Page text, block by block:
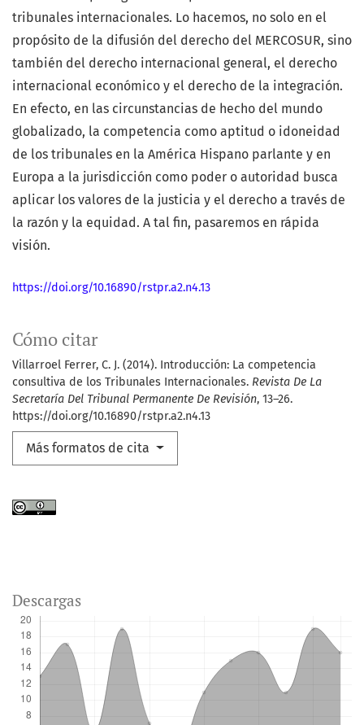
Cómo citar
Villarroel Ferrer, C. J. (2014). Introducción: La competencia
consultiva de los Tribunales Internacionales. Revista De La
Secretaría Del Tribunal Permanente De Revisión, 13–26.
https://doi.org/10.16890/rstpr.a2.n4.13
Más formatos de cita
tribunales internacionales. Lo hacemos, no solo en el
propósito de la difusión del derecho del MERCOSUR, sino
también del derecho internacional general, el derecho
internacional económico y el derecho de la integración.
En efecto, en las circunstancias de hecho del mundo
globalizado, la competencia como aptitud o idoneidad
de los tribunales en la América Hispano parlante y en
Europa a la jurisdicción como poder o autoridad busca
aplicar los valores de la justicia y el derecho a través de
la razón y la equidad. A tal fin, pasaremos en rápida
visión.
https://doi.org/10.16890/rstpr.a2.n4.13
Descargas